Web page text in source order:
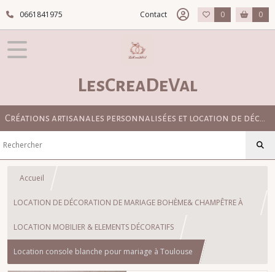
0661841975 Contact 0 0
LesCreaDeVal
Accueil
LOCATION DE DÉCORATION DE MARIAGE BOHÈME& CHAMPÊTRE À
TOULOUSE
LOCATION MOBILIER & ELEMENTS DÉCORATIFS
Location console blanche pour mariage à Toulouse